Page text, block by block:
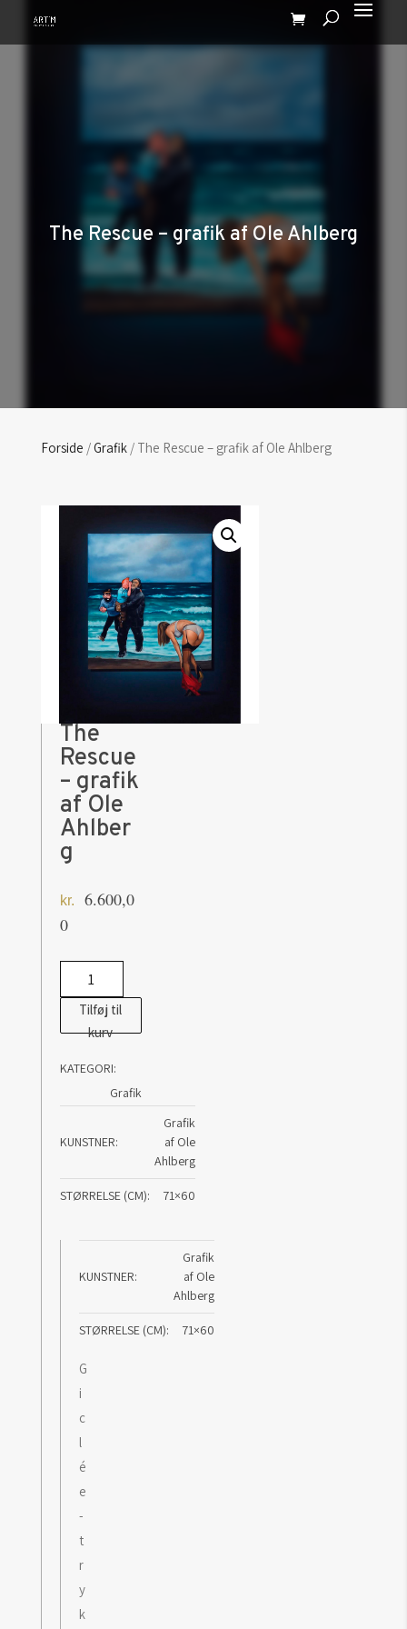
The Rescue – grafik af Ole Ahlberg
Forside /Grafik/ The Rescue – grafik af Ole Ahlberg
The
Rescue
– grafik
af Ole
Ahlber
g
kr.
6.600,0
0
Rescue
af
antal
Tilføj til
kurv
KATEGORI:
Grafik
KUNSTNER
Grafik
af Ole
Ahlberg
STØRRELSE (CM) 71×60
KUNSTNER
Grafik
af Ole
Ahlberg
STØRRELSE (CM) 71×60
G
i
c
l
é
e
-
t
r
y
k